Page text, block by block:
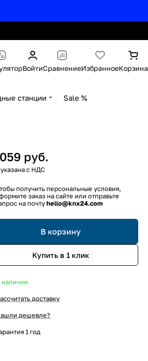
ВойтиСравнениеИзбранноеКорзина
станции Sale %
руб.
получить персональные условия,
заказ на сайте или отправьте
на почтуhello@knx24.com
В корзину
Купить в 1 клик
наличии
доставку
дешевле?
1 год